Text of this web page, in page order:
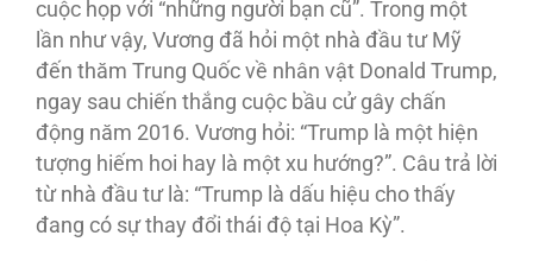
cuộc họp với “những người bạn cũ”. Trong một
lần như vậy, Vương đã hỏi một nhà đầu tư Mỹ
đến thăm Trung Quốc về nhân vật Donald Trump,
ngay sau chiến thắng cuộc bầu cử gây chấn
động năm 2016. Vương hỏi: “Trump là một hiện
tượng hiếm hoi hay là một xu hướng?”. Câu trả lời
từ nhà đầu tư là: “Trump là dấu hiệu cho thấy
đang có sự thay đổi thái độ tại Hoa Kỳ”.